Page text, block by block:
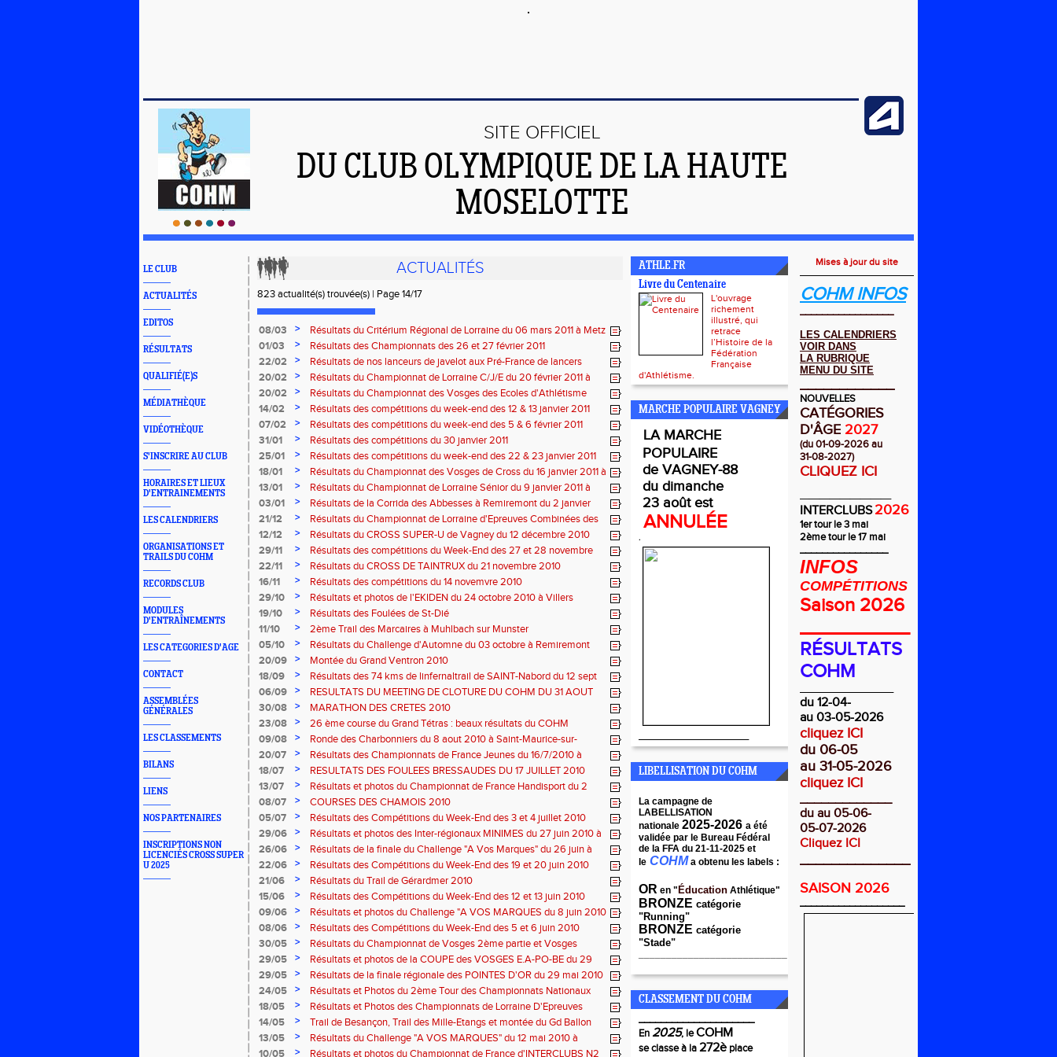
SITE OFFICIEL
DU CLUB OLYMPIQUE DE LA HAUTE
MOSELOTTE
LE CLUB
ACTUALITÉS
EDITOS
RÉSULTATS
QUALIFIÉ(E)S
MÉDIATHÈQUE
VIDÉOTHÈQUE
S'INSCRIRE AU CLUB
HORAIRES ET LIEUX
D'ENTRAINEMENTS
LES CALENDRIERS
ORGANISATIONS ET
TRAILS DU COHM
RECORDS CLUB
MODULES
D'ENTRAÎNEMENTS
LES CATEGORIES D'AGE
CONTACT
ASSEMBLÉES
GÉNÉRALES
LES CLASSEMENTS
BILANS
LIENS
NOS PARTENAIRES
INSCRIPTIONS NON
LICENCIÉS CROSS SUPER
U 2025
ACTUALITÉS
823 actualité(s) trouvée(s) | Page 14/17
08/03 >
Résultats du Critérium Régional de Lorraine du 06 mars 2011 à Metz
01/03
>
Résultats des Championnats des 26 et 27 février 2011
22/02
>
Résultats de nos lanceurs de javelot aux Pré-France de lancers
longs
20/02 >
Résultats du Championnat de Lorraine C/J/E du 20 février 2011 à
Metz
20/02 >
Résultats du Championnat des Vosges des Ecoles d'Athlétisme
14/02
>
Résultats des compétitions du week-end des 12 & 13 janvier 2011
07/02
>
Résultats des compétitions du week-end des 5 & 6 février 2011
31/01
>
Résultats des compétitions du 30 janvier 2011
25/01
>
Résultats des compétitions du week-end des 22 & 23 janvier 2011
18/01
>
Résultats du Championnat des Vosges de Cross du 16 janvier 2011 à
Mirecourt
13/01 >
Résultats du Championnat de Lorraine Sénior du 9 janvier 2011 à
Vittel
03/01 >
Résultats de la Corrida des Abbesses à Remiremont du 2 janvier
2011
21/12 >
Résultats du Championnat de Lorraine d'Epreuves Combinées des
18 et 19 décembre 2010 à Metz
12/12 >
Résultats du CROSS SUPER-U de Vagney du 12 décembre 2010
29/11
>
Résultats des compétitions du Week-End des 27 et 28 novembre
2010
22/11 >
Résultats du CROSS DE TAINTRUX du 21 novembre 2010
16/11
>
Résultats des compétitions du 14 novemvre 2010
29/10
>
Résultats et photos de l'EKIDEN du 24 octobre 2010 à Villers
19/10
>
Résultats des Foulées de St-Dié
11/10
>
2ème Trail des Marcaires à Muhlbach sur Munster
05/10
>
Résultats du Challenge d'Automne du 03 octobre à Remiremont
20/09
>
Montée du Grand Ventron 2010
18/09
>
Résultats des 74 kms de linfernaltrail de SAINT-Nabord du 12 sept
2010
06/09 >
RESULTATS DU MEETING DE CLOTURE DU COHM DU 31 AOUT
2010
30/08 >
MARATHON DES CRETES 2010
23/08
>
26 ème course du Grand Tétras : beaux résultats du COHM
09/08
>
Ronde des Charbonniers du 8 aout 2010 à Saint-Maurice-sur-
Moselle
20/07 >
Résultats des Championnats de France Jeunes du 16/7/2010 à
NIORT
18/07 >
RESULTATS DES FOULEES BRESSAUDES DU 17 JUILLET 2010
13/07
>
Résultats et photos du Championnat de France Handisport du 2
juillet 2010 à Sarreguemines
08/07 >
COURSES DES CHAMOIS 2010
05/07
>
Résultats des Compétitions du Week-End des 3 et 4 juillet 2010
29/06
>
Résultats et photos des Inter-régionaux MINIMES du 27 juin 2010 à
Dijon
26/06 >
Résultats de la finale du Challenge "A Vos Marques" du 26 juin à
Neufchateau
22/06 >
Résultats des Compétitions du Week-End des 19 et 20 juin 2010
21/06
>
Résultats du Trail de Gérardmer 2010
15/06
>
Résultats des Compétitions du Week-End des 12 et 13 juin 2010
09/06
>
Résultats et photos du Challenge "A VOS MARQUES du 8 juin 2010
à Vagney
08/06 >
Résultats des Compétitions du Week-End des 5 et 6 juin 2010
30/05
>
Résultats du Championnat de Vosges 2ème partie et Vosges
Minimes
29/05 >
Résultats et photos de la COUPE des VOSGES E.A-PO-BE du 29
mai 2010 à Vagney
29/05 >
Résultats de la finale régionale des POINTES D'OR du 29 mai 2010
à Audin-Le-Tiche
24/05 >
Résultats et Photos du 2ème Tour des Championnats Nationaux
d'INTERCLUBS N2
18/05 >
Résultats et Photos des Championnats de Lorraine D'Epreuves
Combinées du 15/16 mai 2010
14/05 >
Trail de Besançon, Trail des Mille-Etangs et montée du Gd Ballon
13/05
>
Résultats du Challenge "A VOS MARQUES" du 12 mai 2010 à
VAGNEY
10/05 >
Résultats et photos du Championnat de France d'INTERCLUBS N2
ATHLE.FR
Livre du Centenaire
L'ouvrage
richement
illustré, qui
retrace
l’Histoire de la
Fédération
Française
d'Athlétisme.
MARCHE POPULAIRE VAGNEY
LA MARCHE
POPULAIRE
de VAGNEY-88
du dimanche
23 août est
ANNULÉE
.
LIBELLISATION DU COHM
La campagne de
LABELLISATION
nationale 2025-2026 a été
validée par le Bureau Fédéral
de la FFA du 21-11-2025 et
le COHM a obtenu les labels :
OR en " Éducation Athlétique"
BRONZE catégorie
"Running"
BRONZE catégorie
"Stade"
CLASSEMENT DU COHM
_____________________
En2025, leCOHM
se classe à la272è place
Mises à jour du site
COHM INFOS
_________________
LES CALENDRIERS
VOIR DANS
LA RUBRIQUE
MENU DU SITE
NOUVELLES
CATÉGORIES
D'ÂGE 2027
(du 01-09-2026 au
31-08-2027)
CLIQUEZ ICI
INTERCLUBS 2026
1er tour le 3 mai
2ème tour le 17 mai
________________
INFOS
COMPÉTITIONS
Saison 2026
__________
RÉSULTATS
COHM
du 12-04-
au 03-05-2026
cliquez ICI
du 06-05
au 31-05-2026
cliquez ICI
_____________
du au 05-06-
05-07-2026
Cliquez ICI
SAISON 2026
___________________